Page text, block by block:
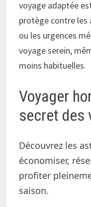
voyage adaptée
protège contre les
ou les urgences
voyage serein,
moins habituelles.
Voyager
secret des
Découvrez les
économiser,
profiter
saison.